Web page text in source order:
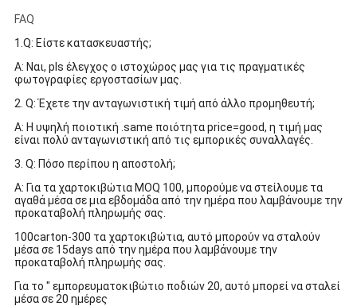
FAQ
1.Q: Είστε κατασκευαστής;
Α: Ναι, pls έλεγχος ο ιστοχώρος μας για τις πραγματικές
φωτογραφίες εργοστασίων μας.
2. Q: Έχετε την ανταγωνιστική τιμή από άλλο προμηθευτή;
Α: Η υψηλή ποιοτική .same ποιότητα price=good, η τιμή μας
είναι πολύ ανταγωνιστική από τις εμπορικές συναλλαγές.
3. Q: Πόσο περίπου η αποστολή;
Α: Για τα χαρτοκιβώτια MOQ 100, μπορούμε να στείλουμε τα
αγαθά μέσα σε μια εβδομάδα από την ημέρα που λαμβάνουμε την
προκαταβολή πληρωμής σας.
100carton-300 τα χαρτοκιβώτια, αυτό μπορούν να σταλούν
μέσα σε 15days από την ημέρα που λαμβάνουμε την
προκαταβολή πληρωμής σας.
Για το " εμπορευματοκιβώτιο ποδιών 20, αυτό μπορεί να σταλεί
μέσα σε 20 ημέρες